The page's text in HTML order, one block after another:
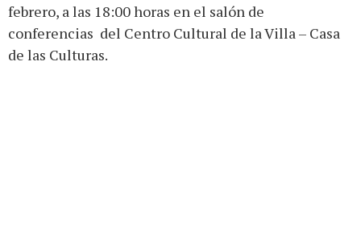
febrero, a las 18:00 horas en el salón de
conferencias del Centro Cultural de la Villa – Casa
de las Culturas.